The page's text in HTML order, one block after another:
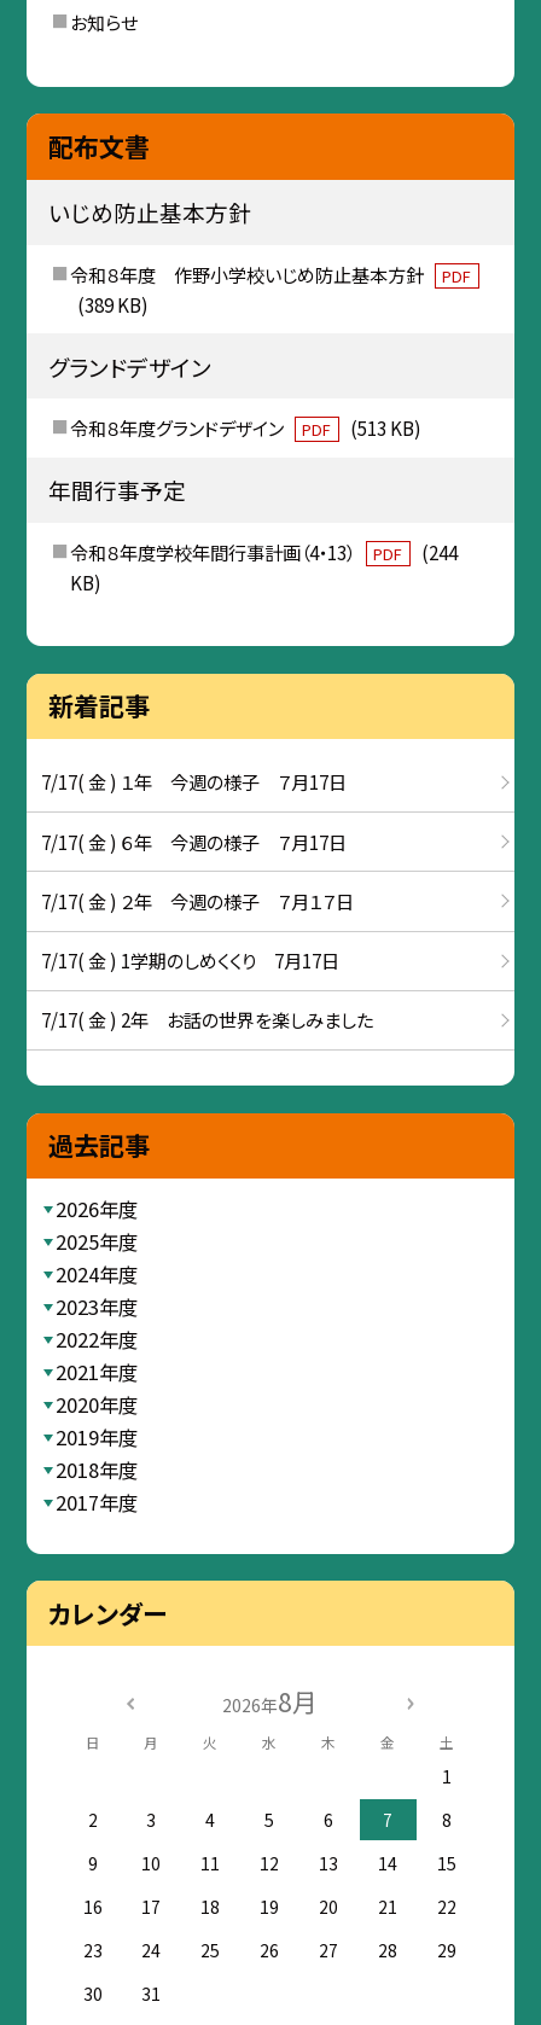
お知らせ
配布文書
いじめ防止基本方針
令和８年度 作野小学校いじめ防止基本方針 PDF
(389 KB)
グランドデザイン
令和８年度グランドデザイン PDF (513 KB)
年間行事予定
令和８年度学校年間行事計画（4・13） PDF
(244
KB)
新着記事
7/17( 金 ) １年 今週の様子 ７月17日
7/17( 金 ) ６年 今週の様子 ７月17日
7/17( 金 ) ２年 今週の様子 ７月１７日
7/17( 金 ) 1学期のしめくくり 7月17日
7/17( 金 ) 2年 お話の世界を楽しみました
過去記事
2026年度
2025年度
2024年度
2023年度
2022年度
2021年度
2020年度
2019年度
2018年度
2017年度
カレンダー
2026年8月
日 月 火 水 木 金 土
1
2
3 4 5 6 7
8
9
10 11 12 13 14
15
16
17 18 19 20 21
22
23
24 25 26 27 28
29
30
31